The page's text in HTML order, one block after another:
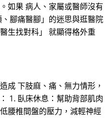
如果 病人、家屬或醫師沒有
腳痛醫腳」的迷思與逛醫院
生找對科」 就顯得格外重
成 下肢麻、痛、無力情形，
1. 臥床休息：幫助背部肌肉
腰椎間盤的壓力，減輕神經